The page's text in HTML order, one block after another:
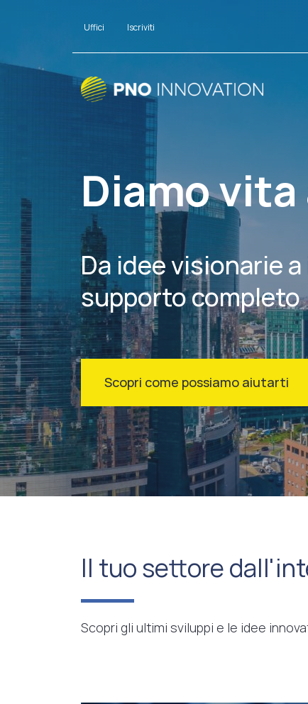
Uffici Iscriviti
Diamo
Da idee visionarie
supporto completo
Scopri come possiamo aiutarti
Il tuo settore
Scopri gli ultimi sviluppi e le idee